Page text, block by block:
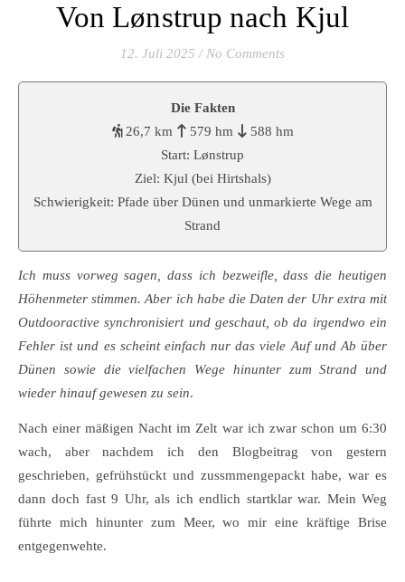
Von Lønstrup nach Kjul
12. Juli 2025 / No Comments
Die Fakten
26,7 km
579 hm
588 hm
Start: Lønstrup
Ziel: Kjul (bei Hirtshals)
Schwierigkeit: Pfade über Dünen und unmarkierte Wege am
Strand
Ich muss vorweg sagen, dass ich bezweifle, dass die heutigen
Höhenmeter stimmen. Aber ich habe die Daten der Uhr extra mit
Outdooractive synchronisiert und geschaut, ob da irgendwo ein
Fehler ist und es scheint einfach nur das viele Auf und Ab über
Dünen sowie die vielfachen Wege hinunter zum Strand und
wieder hinauf gewesen zu sein.
Nach einer mäßigen Nacht im Zelt war ich zwar schon um 6:30
wach, aber nachdem ich den Blogbeitrag von gestern
geschrieben, gefrühstückt und zussmmengepackt habe, war es
dann doch fast 9 Uhr, als ich endlich startklar war. Mein Weg
führte mich hinunter zum Meer, wo mir eine kräftige Brise
entgegenwehte.